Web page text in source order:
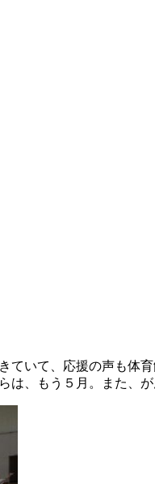
ていて、応援の声も体
、もう５月。また、が